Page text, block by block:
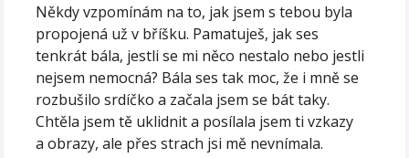
Někdy vzpomínám na to, jak jsem s tebou byla
propojená už v bříšku. Pamatuješ, jak ses
tenkrát bála, jestli se mi něco nestalo nebo jestli
nejsem nemocná? Bála ses tak moc, že i mně se
rozbušilo srdíčko a začala jsem se bát taky.
Chtěla jsem tě uklidnit a posílala jsem ti vzkazy
a obrazy, ale přes strach jsi mě nevnímala.